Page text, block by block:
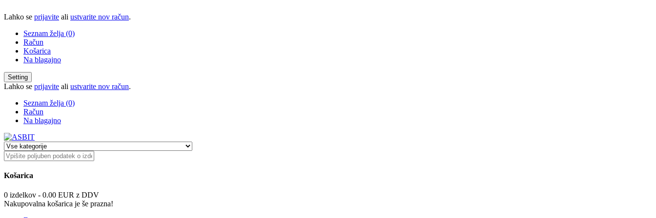
Lahko se prijavite ali ustvarite nov račun.
Seznam želja (0)
Račun
Košarica
Na blagajno
Setting
Lahko se prijavite ali ustvarite nov račun.
Seznam želja (0)
Račun
Na blagajno
Košarica
0 izdelkov - 0.00 EUR z DDV
Nakupovalna košarica je še prazna!